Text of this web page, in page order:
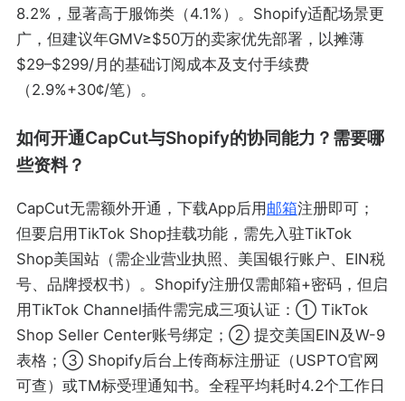
8.2%，显著高于服饰类（4.1%）。Shopify适配场景更
广，但建议年GMV≥$50万的卖家优先部署，以摊薄
$29–$299/月的基础订阅成本及支付手续费
（2.9%+30¢/笔）。
如何开通CapCut与Shopify的协同能力？需要哪
些资料？
CapCut无需额外开通，下载App后用 邮箱注册即可；
但要启用TikTok Shop挂载功能，需先入驻TikTok
Shop美国站（需企业营业执照、美国银行账户、EIN税
号、品牌授权书）。Shopify注册仅需邮箱+密码，但启
用TikTok Channel插件需完成三项认证：① TikTok
Shop Seller Center账号绑定；② 提交美国EIN及W-9
表格；③ Shopify后台上传商标注册证（USPTO官网
可查）或TM标受理通知书。全程平均耗时4.2个工作日